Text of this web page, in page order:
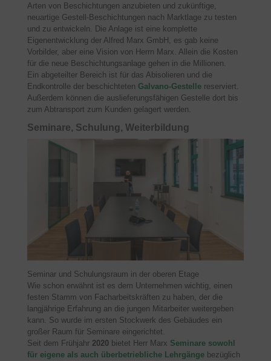
Arten von Beschichtungen anzubieten und zukünftige,
neuartige Gestell-Beschichtungen nach Marktlage zu testen
und zu entwickeln. Die Anlage ist eine komplette
Eigenentwicklung der Alfred Marx GmbH, es gab keine
Vorbilder, aber eine Vision von Herrn Marx. Allein die Kosten
für die neue Beschichtungsanlage gehen in die Millionen.
Ein abgeteilter Bereich ist für das Abisolieren und die
Endkontrolle der beschichteten Galvano-Gestellereserviert.
Außerdem können die auslieferungsfähigen Gestelle dort bis
zum Abtransport zum Kunden gelagert werden.
Seminare, Schulung, Weiterbildung
Seminar und Schulungsraum in der oberen Etage
Wie schon erwähnt ist es dem Unternehmen wichtig, einen
festen Stamm von Facharbeitskräften zu haben, der die
langjährige Erfahrung an die jungen Mitarbeiter weitergeben
kann. So wurde im ersten Stockwerk des Gebäudes ein
großer Raum für Seminare eingerichtet.
Seit dem Frühjahr 2020bietet Herr Marx Seminare sowohl
für eigene als auch überbetriebliche Lehrgängebezüglich